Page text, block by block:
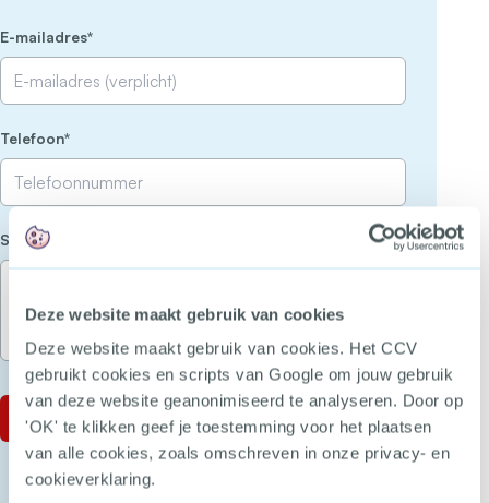
Deze website maakt gebruik van cookies
Deze website maakt gebruik van cookies. Het CCV
gebruikt cookies en scripts van Google om jouw gebruik
van deze website geanonimiseerd te analyseren. Door op
'OK' te klikken geef je toestemming voor het plaatsen
van alle cookies, zoals omschreven in onze privacy- en
cookieverklaring.
E-mailadres
Telefoon
Stel je vraag